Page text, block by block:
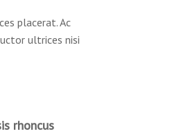
placerat. Ac
ultrices nisi
rhoncus